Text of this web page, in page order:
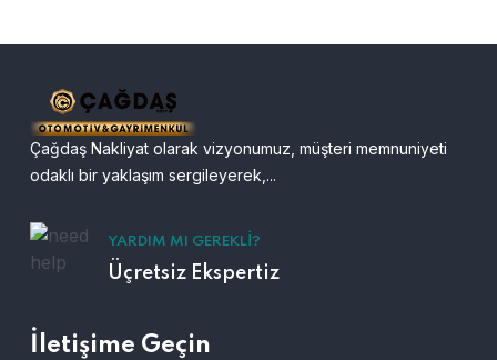
Çağdaş Nakliyat olarak vizyonumuz, müşteri memnuniyeti
odaklı bir yaklaşım sergileyerek,...
YARDIM MI GEREKLI?
Üçretsiz Ekspertiz
İletişime Geçin